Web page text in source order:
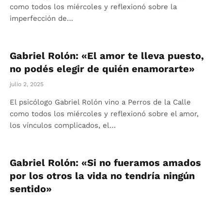
como todos los miércoles y reflexionó sobre la
imperfección de…
Gabriel Rolón: «El amor te lleva puesto,
no podés elegir de quién enamorarte»
julio 2, 2025
El psicólogo Gabriel Rolón vino a Perros de la Calle
como todos los miércoles y reflexionó sobre el amor,
los vínculos complicados, el…
Gabriel Rolón: «Si no fueramos amados
por los otros la vida no tendría ningún
sentido»